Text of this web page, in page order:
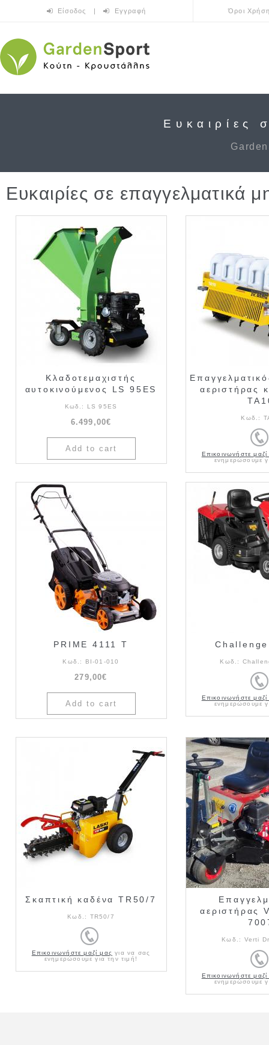
Είσοδος | Εγγραφή Όροι
Ευκαιρίες
Ευκαιρίες σε επαγγελματικά
Κλαδοτεμαχιστής
αυτοκινούμενος LS 95ES
Κωδ.: LS 95ES
6.499,00€
αεριστήρας
Κωδ.:
Επικοινωνήστε
ενημερώσουμε
PRIME 4111 T
Κωδ.: BI-01-010
279,00€
Κωδ.:
Επικοινωνήστε
ενημερώσουμε
Σκαπτική καδένα TR50/7
Κωδ.: TR50/7
Επικοινωνήστε μαζί μας για να σας
ενημερώσουμε για την τιμή!
αεριστήρας
Κωδ.: Verti
Επικοινωνήστε
ενημερώσουμε